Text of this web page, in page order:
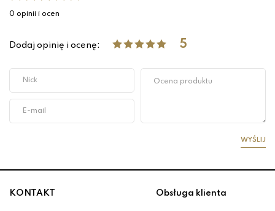
0 opinii i ocen
Dodaj opinię i ocenę: 5
WYŚLIJ
KONTAKT Obsługa klienta